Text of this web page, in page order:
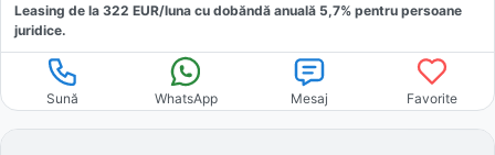
Leasing de la 322 EUR/luna cu dobăndă anuală 5,7% pentru persoane
juridice.
Sună WhatsApp Mesaj Favorite